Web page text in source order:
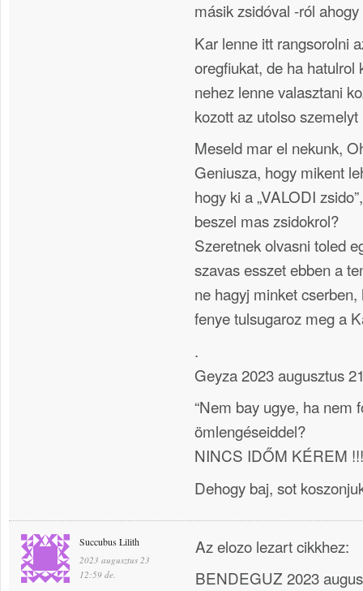
másik zsidóval -ról
Kar lenne itt rangsorolni
oregfiukat, de ha hatulrol
nehez lenne valasztani
kozott az utolso
Meseld mar el nekunk,
Geniusza, hogy mikent
hogy ki a „VALODI
beszel mas zsidokrol?
Szeretnek olvasni toled
szavas esszet ebben a
ne hagyj minket
fenye tulsugaroz meg a
.
Geyza 2023 augusztus
“Nem bay ugye, ha nem
ömlengéseiddel?
NINCS IDŐM KÉREM
Dehogy baj, sot
Succubus Lilith
2023 augusztus 23
12:59 de.
Az elozo lezart cikkhez:
BENDEGUZ 2023